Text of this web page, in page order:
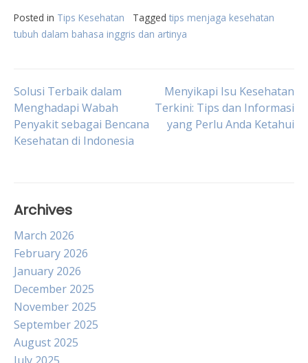
Posted in Tips Kesehatan Tagged tips menjaga kesehatan
tubuh dalam bahasa inggris dan artinya
Post
navigation
Solusi Terbaik dalam
Menghadapi Wabah
Penyakit sebagai Bencana
Kesehatan di Indonesia
Menyikapi Isu Kesehatan
Terkini: Tips dan Informasi
yang Perlu Anda Ketahui
Archives
March 2026
February 2026
January 2026
December 2025
November 2025
September 2025
August 2025